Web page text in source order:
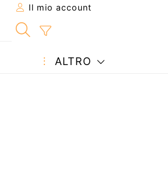
Il mio account
ALTRO